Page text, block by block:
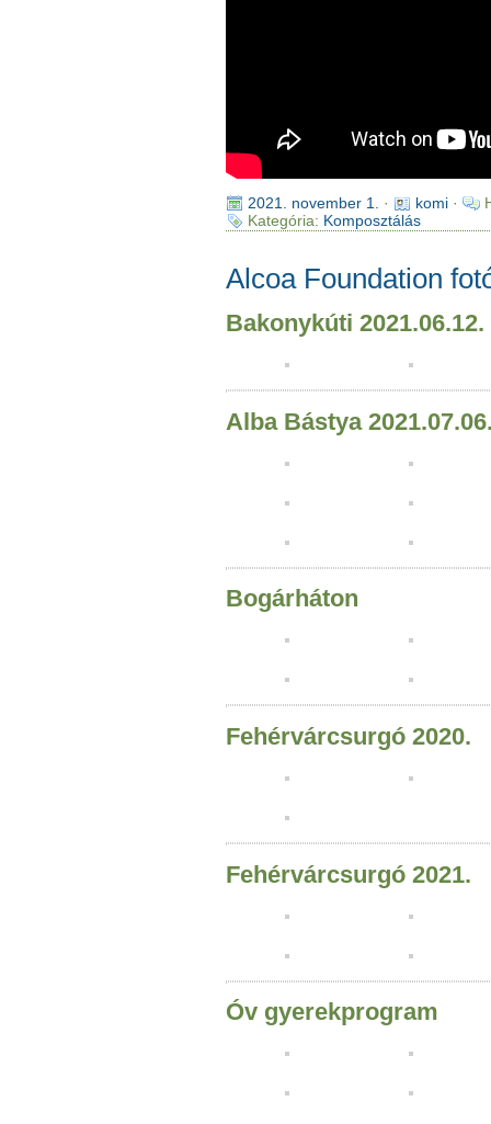
2021. november 1. · komi·
Kategória: Komposztálás
Alcoa Foundation
Bakonykúti 2021.06.12.
Alba Bástya
Bogárháton
Fehérvárcsurgó 2020.
Fehérvárcsurgó 2021.
Óv gyerekprogram